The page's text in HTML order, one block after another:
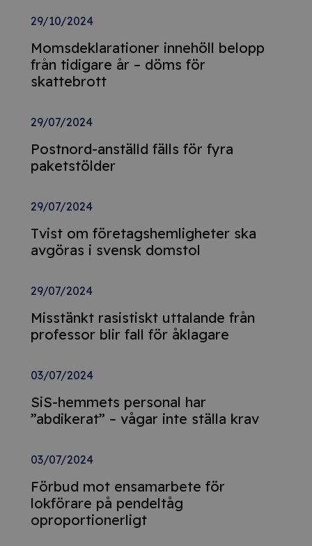
29/10/2024
Momsdeklarationer innehöll belopp
från tidigare år – döms för
skattebrott
29/07/2024
Postnord-anställd fälls för fyra
paketstölder
29/07/2024
Tvist om företagshemligheter ska
avgöras i svensk domstol
29/07/2024
Misstänkt rasistiskt uttalande från
professor blir fall för åklagare
03/07/2024
SiS-hemmets personal har
”abdikerat” – vågar inte ställa krav
03/07/2024
Förbud mot ensamarbete för
lokförare på pendeltåg
oproportionerligt